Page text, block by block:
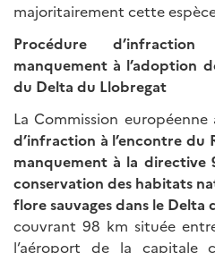
majoritairement cette
Procédure d’infraction
manquement à l’adoption
du Delta du Llobregat
La Commission européenne
d’infraction à l’encontre du
manquement à la directive
conservation des habitats
flore sauvages dans le Delta
couvrant 98 km située
l’aéroport de la capitale